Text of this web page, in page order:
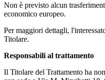
Non è previsto alcun
economico europeo.
Per maggiori dettagli,
Titolare.
Responsabili al trattamento
Il Titolare del Trattamento ha